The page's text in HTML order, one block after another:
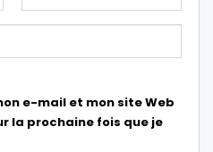
e-mail et mon site Web
la prochaine fois que je